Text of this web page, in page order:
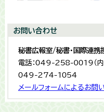
お問い合わせ
秘書広報室/秘書・国際連携
電話：049-258-0019（
049-274-1054
メールフォームによるお問